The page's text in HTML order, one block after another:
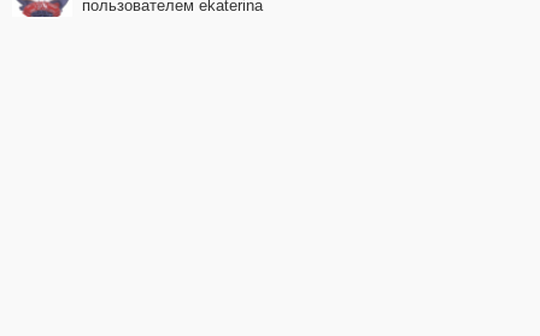
пользователем ekaterina